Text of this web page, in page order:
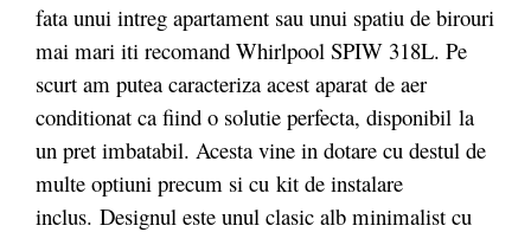
fata unui intreg apartament sau unui spatiu de birouri
mai mari iti recomand Whirlpool SPIW 318L. Pe
scurt am putea caracteriza acest aparat de aer
conditionat ca fiind o solutie perfecta, disponibil la
un pret imbatabil. Acesta vine in dotare cu destul de
multe optiuni precum si cu kit de instalare
inclus. Designul este unul clasic alb minimalist cu